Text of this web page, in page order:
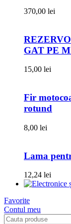
370,00 lei
GAT PE
15,00 lei
Fir
rotund
8,00 lei
Lama
12,24 lei
Favorite
Contul meu